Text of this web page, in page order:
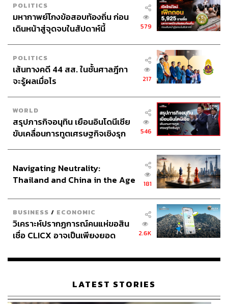
POLITICS
มหากาพย์โกงข้อสอบท้องถิ่น ก่อน
เดินหน้าสู่จุดจบในสัปดาห์นี้
579
POLITICS
เส้นทางคดี 44 สส. ในชั้นศาลฎีกา
จะรู้ผลเมื่อไร
217
WORLD
สรุปภารกิจอนุทิน เยือนอินโดนีเซีย
ขับเคลื่อนการทูตเศรษฐกิจเชิงรุก
546
Navigating Neutrality:
Thailand and China in the Age
181
BUSINESS / ECONOMIC
วิเคราะห์ปรากฏการณ์คนแห่ขอสิน
เชื่อ CLICX อาจเป็นเพียงยอด
เรือนไทยที่ถูกซุกไว้
2.6K
LATEST STORIES